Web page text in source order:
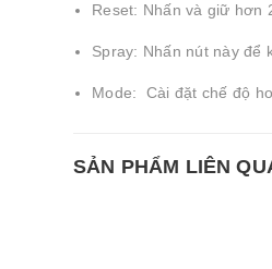
Reset: Nhấn và giữ hơn
Spray: Nhấn nút này để
Mode: Cài đặt chế độ
SẢN PHẨM LIÊN